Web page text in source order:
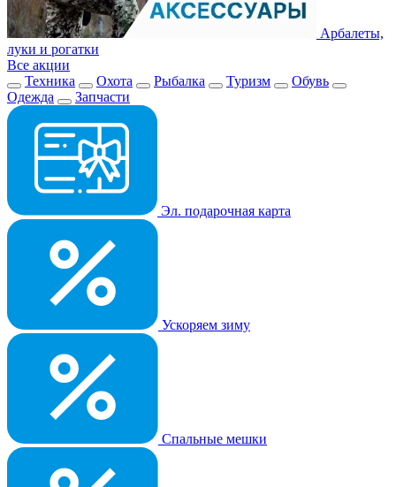
Арбалеты,
луки и рогатки
Все акции
Техника
Охота Рыбалка Туризм
Обувь
Одежда
Запчасти
Эл. подарочная карта
Ускоряем зиму
Спальные мешки